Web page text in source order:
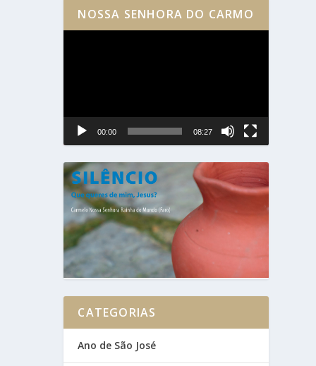
NOSSA SENHORA DO CARMO
00:00 08:27
CATEGORIAS
Ano de São José